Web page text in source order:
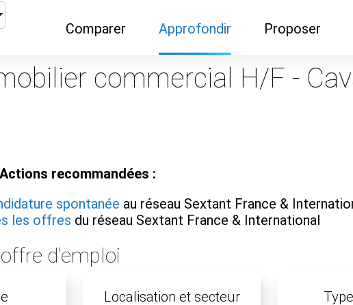
Comparer
Organismes de formation
Approfondir
Demandes de
documentation
Proposer
Recommander son
commercial H/F -
recommandées :
spontanée au réseau Sextant France &
les offres du réseau Sextant France & International
d'emploi
Localisation et secteur